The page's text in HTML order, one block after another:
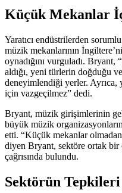
Küçük Mekanlar
Yaratıcı endüstrilerden
müzik mekanlarının
oynadığını vurguladı. Bryant,
aldığı, yeni türlerin doğduğu
deneyimlendiği yerler.
için vazgeçilmez” dedi.
Bryant, müzik girişimlerinin
büyük müzik
etti. “Küçük mekanlar
diyen Bryant, sektöre ortak bir
çağrısında bulundu.
Sektörün